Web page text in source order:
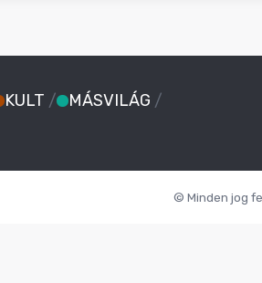
KULT / MÁSVILÁG /
© Minden jog